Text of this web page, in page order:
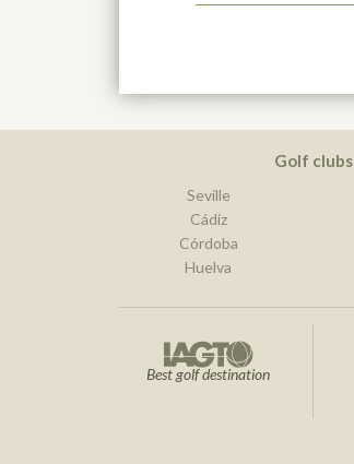
Golf clubs
Seville
Cádiz
Córdoba
Huelva
Best golf destination